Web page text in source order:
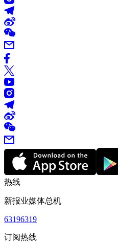
热线
新报业媒体总机
63196319
订阅热线